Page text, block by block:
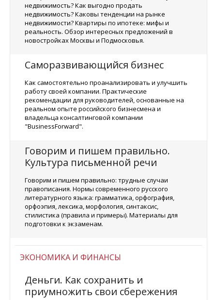
недвижимость? Как выгодно продать
недвижимость? Каковы тенденции на рынке
недвижимости? Квартиры по ипотеке: мифы и
реальность. Обзор интересных предложений в
новостройках Москвы и Подмосковья.
Саморазвивающийся бизнес
Как самостоятельно проанализировать и улучшить
работу своей компании. Практические
рекомендации для руководителей, основанные на
реальном опыте российского бизнесмена и
владельца консалтинговой компании
"BusinessForward".
Говорим и пишем правильно.
Культура письменной речи
Говорим и пишем правильно: трудные случаи
правописания. Нормы современного русского
литературного языка: грамматика, орфография,
орфоэпия, лексика, морфология, синтаксис,
стилистика (правила и примеры). Материалы для
подготовки к экзаменам.
ЭКОНОМИКА И ФИНАНСЫ
Деньги. Как сохранить и
приумножить свои сбережения